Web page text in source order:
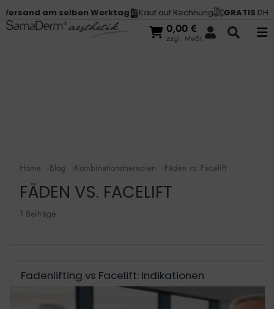
am selben Werktag Kauf auf Rechnung GRATISDHL
0,00 €
zzgl. MwSt.
Home Blog Kombinationstherapien Fäden vs. Facelift
FÄDEN VS. FACELIFT
1 Beiträge
Fadenlifting vs Facelift: Indikationen